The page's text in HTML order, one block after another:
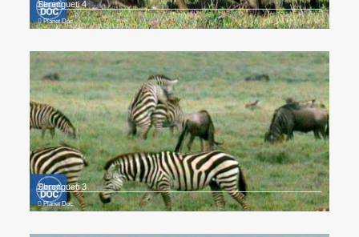
Serengueti 4
Planet Doc
Serengueti 3
Planet Doc